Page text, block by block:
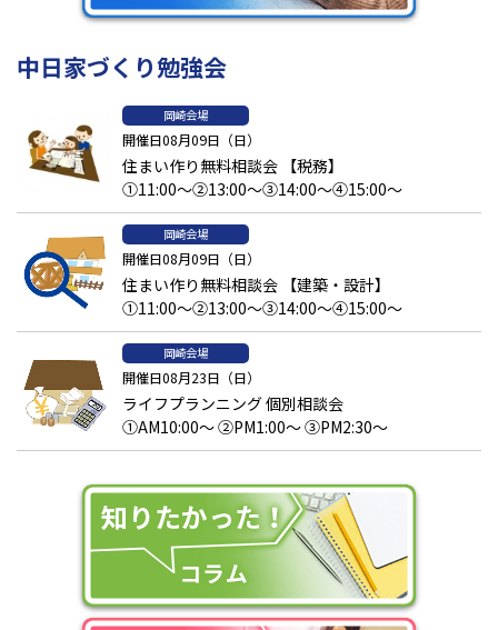
中日家づくり勉強会
岡崎会場
開催日08月09日（日）
住まい作り無料相談会 【税務】
①11:00～②13:00～③14:00～④15:00～
岡崎会場
開催日08月09日（日）
住まい作り無料相談会 【建築・設計】
①11:00～②13:00～③14:00～④15:00～
岡崎会場
開催日08月23日（日）
ライフプランニング 個別相談会
①AM10:00～ ②PM1:00～ ③PM2:30～